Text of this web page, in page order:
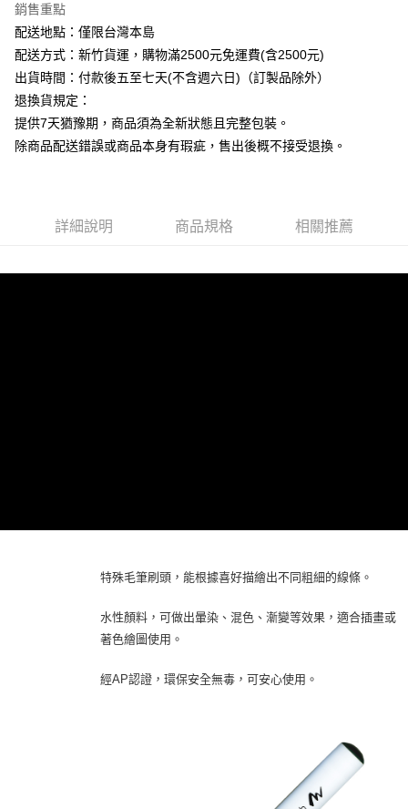
運送方式
下單前請先詢問庫存
每筆NT$130，滿NT$2,500(含以上)免運費
銷售重點
配送地點：僅限台灣本島
配送方式：新竹貨運，購物滿2500元免運費(含2500元)
出貨時間：付款後五至七天(不含週六日)（訂製品除外）
退換貨規定：
提供7天猶豫期，商品須為全新狀態且完整包裝。
除商品配送錯誤或商品本身有瑕疵，售出後概不接受退換。
詳細說明 商品規格 相關推薦
特殊毛筆刷頭，能根據喜好描繪出不同粗細的線條。
水性顏料，可做出暈染、混色、漸變等效果，適合插畫或
著色繪圖使用。
經AP認證，環保安全無毒，可安心使用。